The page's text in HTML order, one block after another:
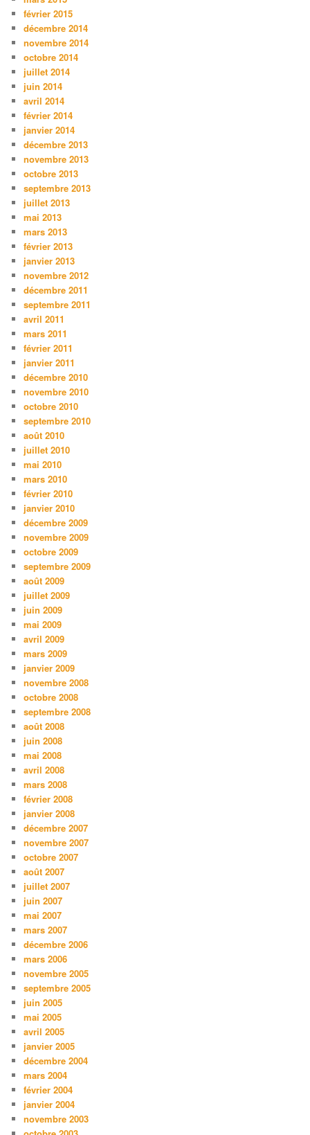
février 2015
décembre 2014
novembre 2014
octobre 2014
juillet 2014
juin 2014
avril 2014
février 2014
janvier 2014
décembre 2013
novembre 2013
octobre 2013
septembre 2013
juillet 2013
mai 2013
mars 2013
février 2013
janvier 2013
novembre 2012
décembre 2011
septembre 2011
avril 2011
mars 2011
février 2011
janvier 2011
décembre 2010
novembre 2010
octobre 2010
septembre 2010
août 2010
juillet 2010
mai 2010
mars 2010
février 2010
janvier 2010
décembre 2009
novembre 2009
octobre 2009
septembre 2009
août 2009
juillet 2009
juin 2009
mai 2009
avril 2009
mars 2009
janvier 2009
novembre 2008
octobre 2008
septembre 2008
août 2008
juin 2008
mai 2008
avril 2008
mars 2008
février 2008
janvier 2008
décembre 2007
novembre 2007
octobre 2007
août 2007
juillet 2007
juin 2007
mai 2007
mars 2007
décembre 2006
mars 2006
novembre 2005
septembre 2005
juin 2005
mai 2005
avril 2005
janvier 2005
décembre 2004
mars 2004
février 2004
janvier 2004
novembre 2003